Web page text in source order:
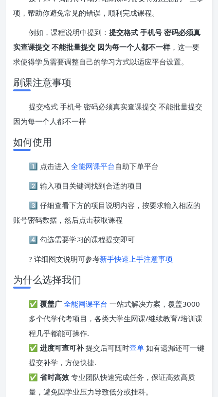
项，帮助你避免常见的错误，顺利完成课程。
例如，课程说明中提到： 提交格式 手机号 密码必须真
实查课提交 不能批量提交 因为每一个人都不一样 ，这一要
求使得学员需要调整自己的学习方式以适应平台设置。
刷课注意事项
提交格式 手机号 密码必须真实查课提交 不能批量提交
因为每一个人都不一样
如何使用
1️⃣ 点击进入 全能网课平台自助下单平台
2️⃣ 输入项目关键词找到合适的项目
3️⃣ 仔细查看下方的项目说明内容，按要求输入相应的
账号密码数据，然后点击获取课程
4️⃣ 勾选需要学习的课程提交即可
? 详细图文说明可参考新手快速上手注意事项
为什么选择我们
✅ 覆盖广 全能网课平台 一站式解决方案，覆盖3000
多个代学代考项目，各类大学生网课/继续教育/培训课
程几乎都能可操作.
✅ 进度可查可补提交后可随时查单 如有遗漏还可一键
提交补学，方便快捷.
✅ 省时高效 专业团队快速完成任务，保证高效高质
量，避免因学业压力导致低分或挂科。